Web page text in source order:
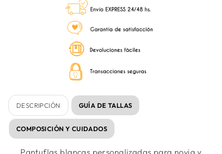
DESCRIPCIÓN GUÍA DE TALLAS
COMPOSICIÓN Y CUIDADOS
Pantuflas blancas personalizadas para novia y